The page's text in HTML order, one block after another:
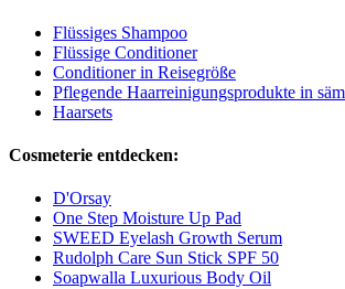
Flüssiges Shampoo
Flüssige Conditioner
Conditioner in Reisegröße
Pflegende Haarreinigungsprodukte in
Haarsets
Cosmeterie entdecken:
D'Orsay
One Step Moisture Up Pad
SWEED Eyelash Growth Serum
Rudolph Care Sun Stick SPF 50
Soapwalla Luxurious Body Oil